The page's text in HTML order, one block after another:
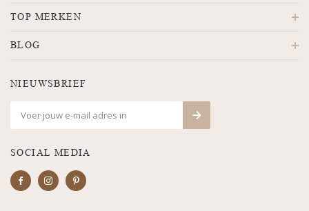
TOP MERKEN
BLOG
NIEUWSBRIEF
SOCIAL MEDIA